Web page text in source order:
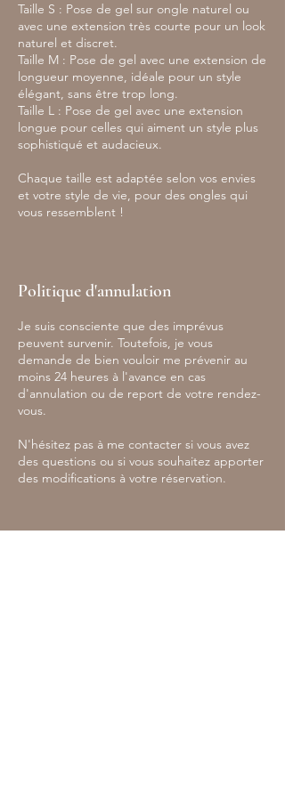
Taille S : Pose de gel sur ongle naturel ou
avec une extension très courte pour un look
naturel et discret.
Taille M : Pose de gel avec une extension de
longueur moyenne, idéale pour un style
élégant, sans être trop long.
Taille L : Pose de gel avec une extension
longue pour celles qui aiment un style plus
sophistiqué et audacieux.
Chaque taille est adaptée selon vos envies
et votre style de vie, pour des ongles qui
vous ressemblent !
Politique d'annulation
Je suis consciente que des imprévus
peuvent survenir. Toutefois, je vous
demande de bien vouloir me prévenir au
moins 24 heures à l'avance en cas
d'annulation ou de report de votre rendez-
vous.
N'hésitez pas à me contacter si vous avez
des questions ou si vous souhaitez apporter
des modifications à votre réservation.